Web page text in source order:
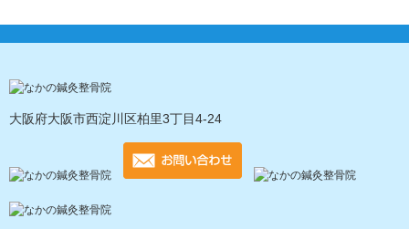
大阪府大阪市西淀川区柏里3丁目4-24